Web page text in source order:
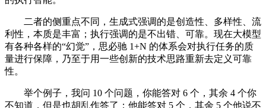
二者的侧重点不同，生成式强调的是创造性、多样性、流
利性，本质是丰富；执行强调的是不出错、可靠。现在大模型
有各种各样的“幻觉”，思必驰 1+N 的体系会对执行任务的质
量进行保障，乃至于用一些创新的技术思路重新去定义可靠
性。
举个例子，我问 10 个问题，你能答对 6 个，其余 4 个你
不知道，但是也胡乱作答了；他能答对 5 个，其余 5 个他说不